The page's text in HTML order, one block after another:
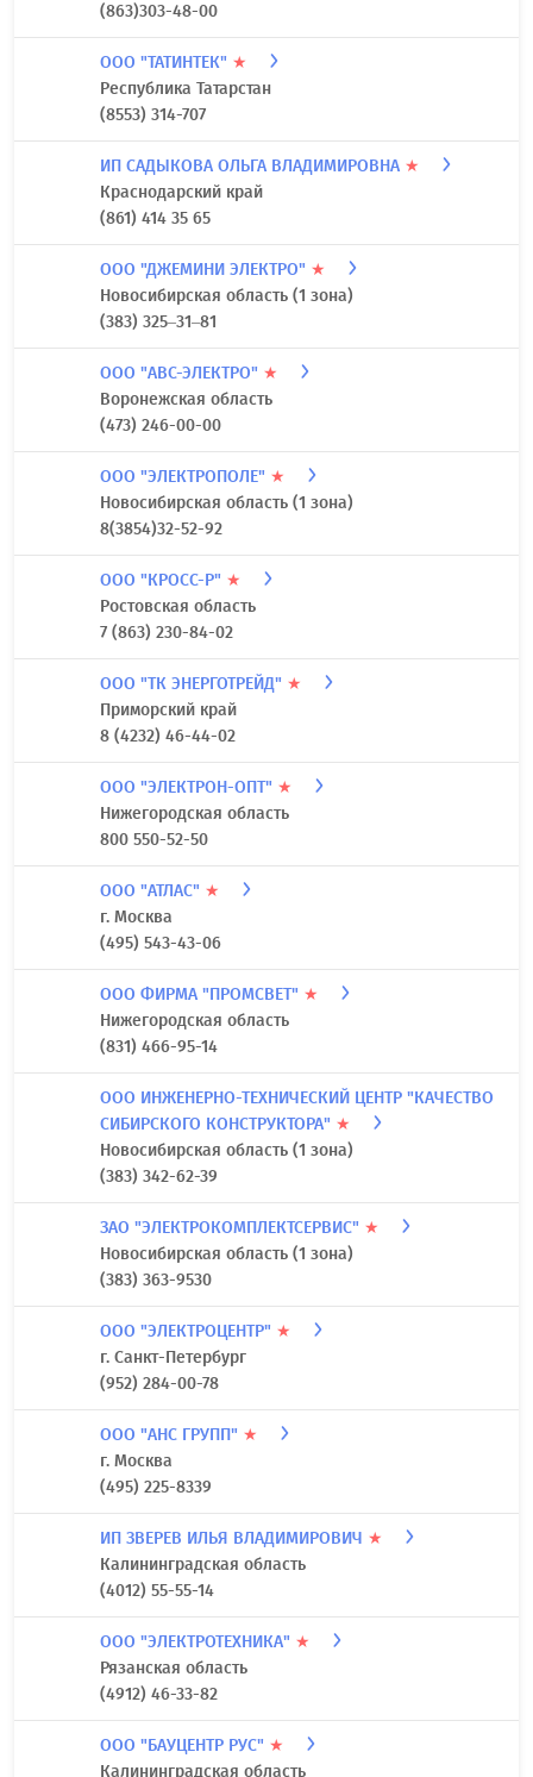
(863)303-48-00
ООО "ТАТИНТЕК" ★
Республика Татарстан
(8553) 314-707
ИП САДЫКОВА ОЛЬГА ВЛАДИМИРОВНА ★
Краснодарский край
(861) 414 35 65
ООО "ДЖЕМИНИ ЭЛЕКТРО" ★
Новосибирская область (1 зона)
(383) 325–31–81
ООО "АВС-ЭЛЕКТРО" ★
Воронежская область
(473) 246-00-00
ООО "ЭЛЕКТРОПОЛЕ" ★
Новосибирская область (1 зона)
8(3854)32-52-92
ООО "КРОСС-Р" ★
Ростовская область
7 (863) 230-84-02
ООО "ТК ЭНЕРГОТРЕЙД" ★
Приморский край
8 (4232) 46-44-02
ООО "ЭЛЕКТРОН-ОПТ" ★
Нижегородская область
800 550-52-50
ООО "АТЛАС" ★
г. Москва
(495) 543-43-06
ООО ФИРМА "ПРОМСВЕТ" ★
Нижегородская область
(831) 466-95-14
ООО ИНЖЕНЕРНО-ТЕХНИЧЕСКИЙ ЦЕНТР "КАЧЕСТВО
СИБИРСКОГО КОНСТРУКТОРА" ★
Новосибирская область (1 зона)
(383) 342-62-39
ЗАО "ЭЛЕКТРОКОМПЛЕКТСЕРВИС" ★
Новосибирская область (1 зона)
(383) 363-9530
ООО "ЭЛЕКТРОЦЕНТР" ★
г. Санкт-Петербург
(952) 284-00-78
ООО "АНС ГРУПП" ★
г. Москва
(495) 225-8339
ИП ЗВЕРЕВ ИЛЬЯ ВЛАДИМИРОВИЧ ★
Калининградская область
(4012) 55-55-14
ООО "ЭЛЕКТРОТЕХНИКА" ★
Рязанская область
(4912) 46-33-82
ООО "БАУЦЕНТР РУС" ★
Калининградская область